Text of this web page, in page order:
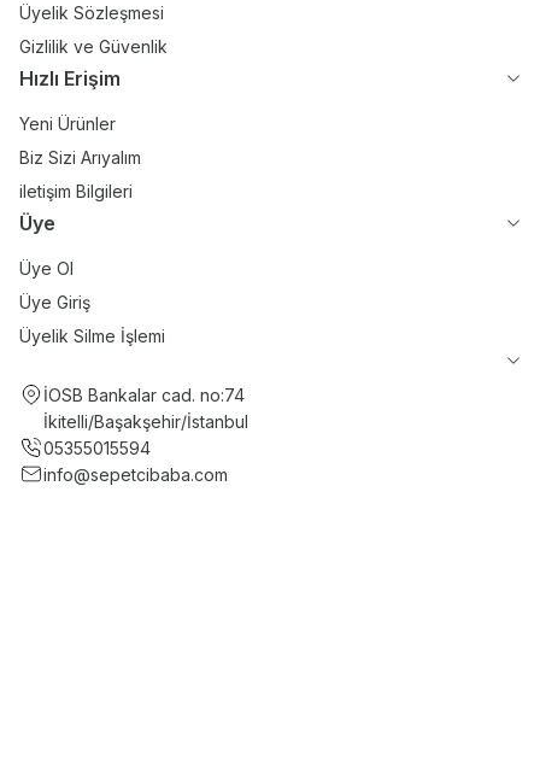
Üyelik Sözleşmesi
Gizlilik ve Güvenlik
Hızlı Erişim
Yeni Ürünler
Biz Sizi Arıyalım
iletişim Bilgileri
Üye
Üye Ol
Üye Giriş
Üyelik Silme İşlemi
İOSB Bankalar cad. no:74
İkitelli/Başakşehir/İstanbul
05355015594
info@sepetcibaba.com